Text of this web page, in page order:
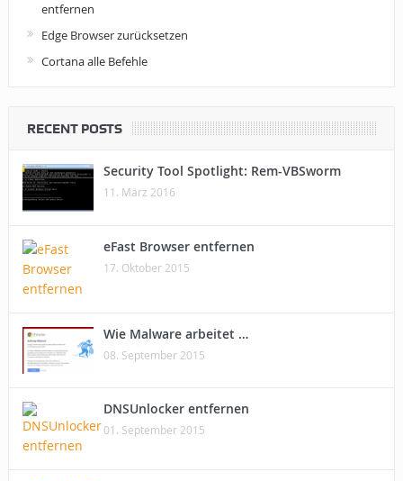
entfernen
Edge Browser zurücksetzen
Cortana alle Befehle
RECENT POSTS
Security Tool Spotlight: Rem-VBSworm
11. März 2016
eFast Browser entfernen
17. Oktober 2015
Wie Malware arbeitet …
08. September 2015
DNSUnlocker entfernen
01. September 2015